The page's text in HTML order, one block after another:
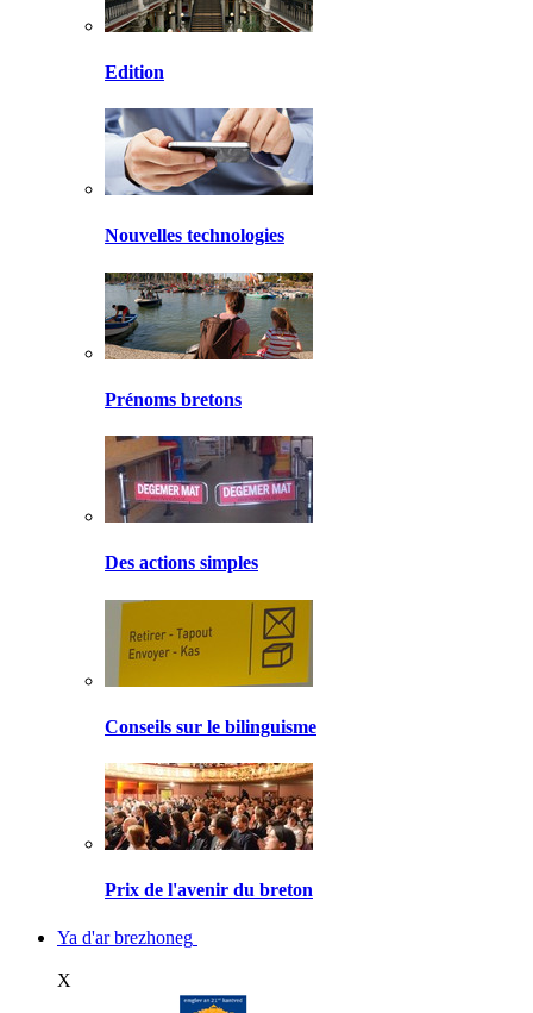
Edition
Nouvelles technologies
Prénoms bretons
Des actions simples
Conseils sur le bilinguisme
Prix de l'avenir du breton
Ya d'ar brezhoneg
X